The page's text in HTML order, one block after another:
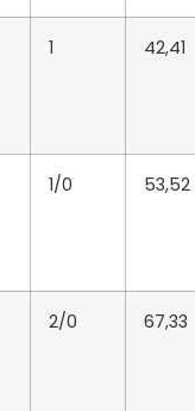
1 42,41
1/0 53,52
2/0 67,33